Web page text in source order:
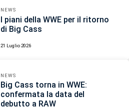
NEWS
I piani della WWE per il ritorno
di Big Cass
21 Luglio 2026
NEWS
Big Cass torna in WWE:
confermata la data del
debutto a RAW